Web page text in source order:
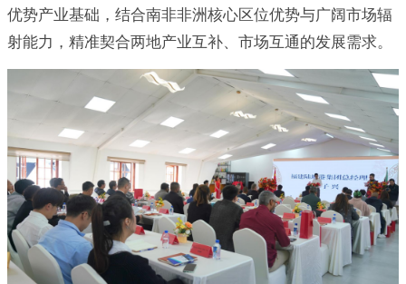
优势产业基础，结合南非非洲核心区位优势与广阔市场辐
射能力，精准契合两地产业互补、市场互通的发展需求。